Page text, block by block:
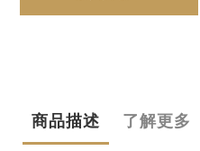
商品描述 了解更多